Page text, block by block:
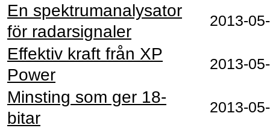
En spektrumanalysator
för radarsignaler
2013-
Effektiv kraft från XP
Power
2013-
Minsting som ger 18-
bitar
2013-